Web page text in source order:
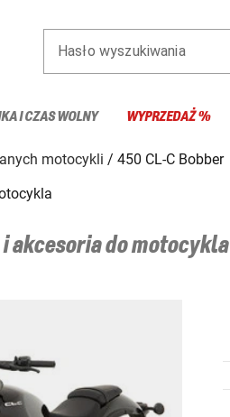
Hasło wyszukiwania
I CZAS WOLNY WYPRZEDAŻ %
motocykli
450 CL-C Bobber
i akcesoria do motocykla